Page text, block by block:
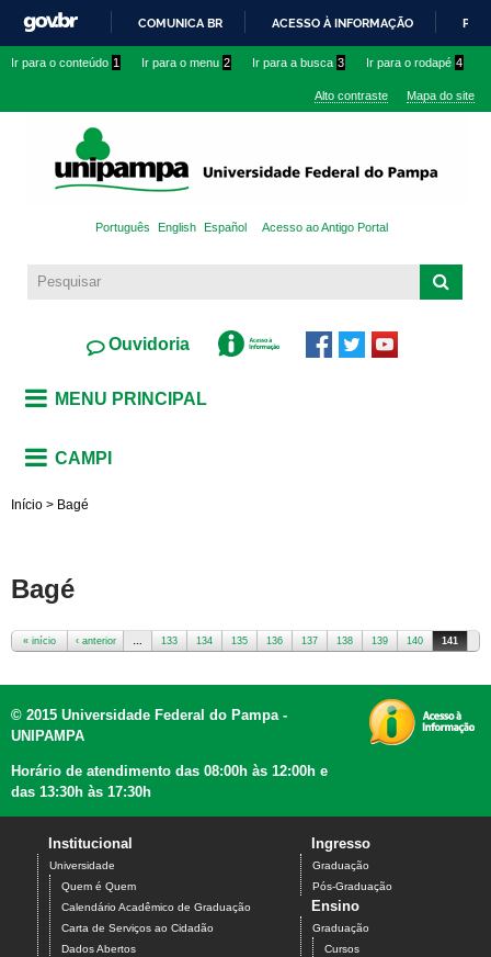
conteúdo
IR
O
COMUNICA BR ACESSO À INFORMAÇÃO
Ir para o conteúdo 1 Ir para o menu 2 Ir para a busca 3 Ir para o rodapé 4
Alto contraste Mapa do site
Português English Español Acesso ao Antigo Portal
Ouvidoria
MENU PRINCIPAL
CAMPI
Início > Bagé
Bagé
« início ‹ anterior … 133 134 135 136 137 138 139 140 141
© 2015 Universidade Federal do Pampa -
UNIPAMPA
Horário de atendimento das 08:00h às 12:00h e
das 13:30h às 17:30h
Institucional
Universidade
Quem é Quem
Calendário Acadêmico de Graduação
Carta de Serviços ao Cidadão
Dados Abertos
Ingresso
Graduação
Pós-Graduação
Ensino
Graduação
Cursos